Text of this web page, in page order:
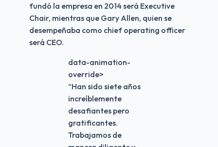
fundó la empresa en 2014 será Executive
Chair, mientras que Gary Allen, quien se
desempeñaba como chief operating officer
será CEO.
data-animation-
override>
“Han sido siete años
increíblemente
desafiantes pero
gratificantes.
Trabajamos de